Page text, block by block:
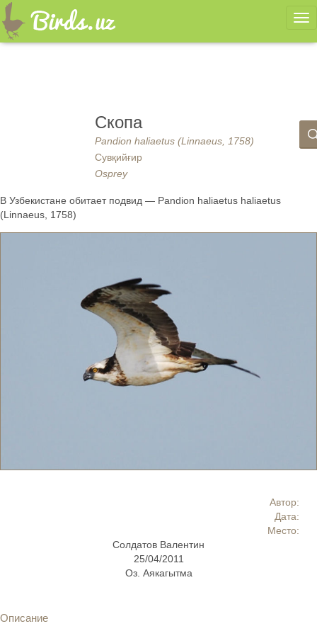
Скопа
Pandion haliaetus (Linnaeus, 1758)
Сувқийғир
Osprey
В Узбекистане обитает подвид — Pandion haliaetus haliaetus
(Linnaeus, 1758)
Автор:
Дата:
Место:
Солдатов Валентин
25/04/2011
Оз. Аякагытма
Описание